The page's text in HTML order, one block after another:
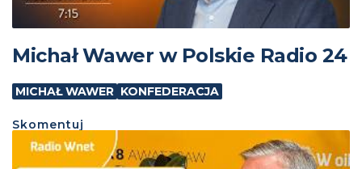
Michał Wawer w Polskie Radio 24
MICHAŁ WAWER KONFEDERACJA
Skomentuj